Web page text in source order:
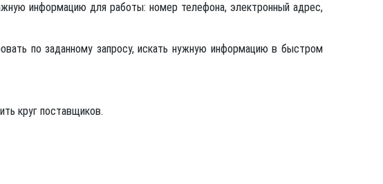
информацию для работы: номер телефона, электронный адрес,
по заданному запросу, искать нужную информацию в быстром
круг поставщиков.